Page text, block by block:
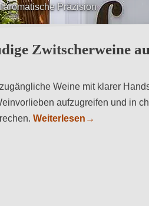
Zwitscherweine
Weine mit klarer
aufzugreifen und in
Weiterlesen →